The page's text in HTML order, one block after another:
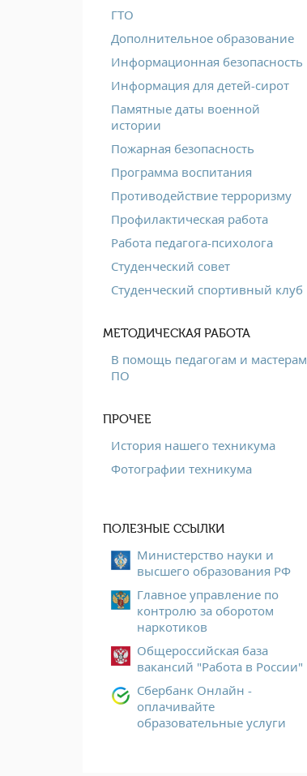
ГТО
Дополнительное образование
Информационная безопасность
Информация для детей-сирот
Памятные даты военной
истории
Пожарная безопасность
Программа воспитания
Противодействие терроризму
Профилактическая работа
Работа педагога-психолога
Студенческий совет
Студенческий спортивный клуб
МЕТОДИЧЕСКАЯ РАБОТА
В помощь педагогам и мастерам
ПО
ПРОЧЕЕ
История нашего техникума
Фотографии техникума
ПОЛЕЗНЫЕ ССЫЛКИ
Министерство науки и
высшего образования РФ
Главное управление по
контролю за оборотом
наркотиков
Общероссийская база
вакансий "Работа в России"
Сбербанк Онлайн -
оплачивайте
образовательные услуги